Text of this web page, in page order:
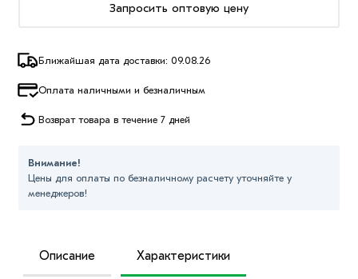
Ближайшая дата доставки: 09.08.26
Оплата наличными и безналичным
Возврат товара в течение 7 дней
Внимание!
Цены для оплаты по безналичному расчету уточняйте у
менеджеров!
Запросить оптовую цену
Описание Характеристики